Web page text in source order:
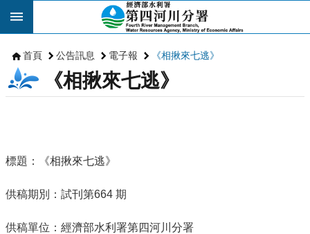
跳到主要內容區塊
首頁 公告訊息 電子報 《相揪來七逃》
《相揪來七逃》
標題：《相揪來七逃》
供稿期別：試刊第664 期
供稿單位：經濟部水利署第四河川分署